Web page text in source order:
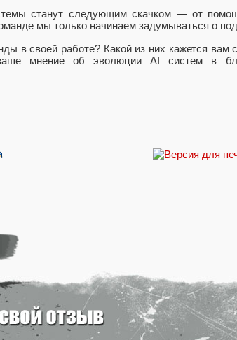
станут следующим скачком — от
мы только начинаем задумываться о
в своей работе? Какой из них кажется вам
ваше мнение об эволюции AI систем в